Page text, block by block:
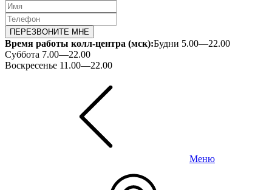
ПЕРЕЗВОНИТЕ МНЕ
Время работы колл-центра (мск):Будни 5.00—22.00
Суббота 7.00—22.00
Воскресенье 11.00—22.00
Меню